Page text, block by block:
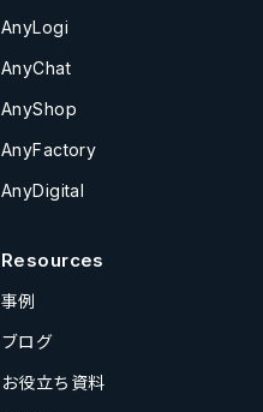
AnyLogi
AnyChat
AnyShop
AnyFactory
AnyDigital
Resources
事例
ブログ
お役立ち資料